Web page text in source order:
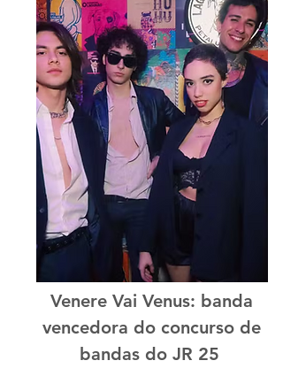
Venere Vai Venus: banda
vencedora do concurso de
bandas do JR 25